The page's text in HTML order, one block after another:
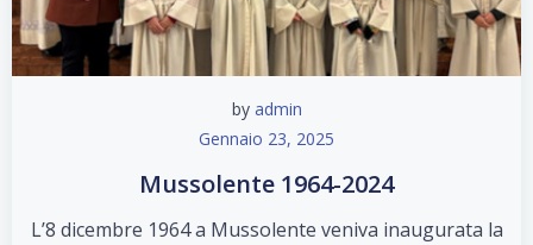
by admin
Gennaio 23, 2025
Mussolente 1964-2024
L’8 dicembre 1964 a Mussolente veniva inaugurata la